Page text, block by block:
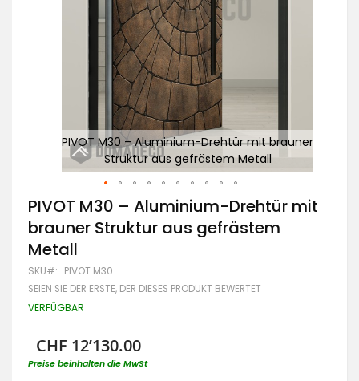
PIVOT M30 – Aluminium-Drehtür mit brauner
Struktur aus gefrästem Metall
Zum
Anfang
der
Bildgalerie
springen
PIVOT M30 – Aluminium-Drehtür mit
brauner Struktur aus gefrästem
Metall
SKU PIVOT M30
SEIEN SIE DER ERSTE, DER DIESES PRODUKT BEWERTET
VERFÜGBAR
CHF 12’130.00
Preise beinhalten die MwSt